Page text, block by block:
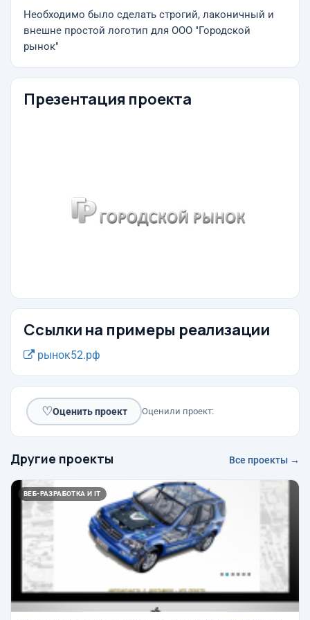
Необходимо было сделать строгий, лаконичный и
внешне простой логотип для ООО "Городской
рынок"
Презентация проекта
Ссылки на примеры реализации
рынок52.рф
♡Оценить проект Оценили проект:
Другие проекты Все проекты →
ВЕБ-РАЗРАБОТКА И IT